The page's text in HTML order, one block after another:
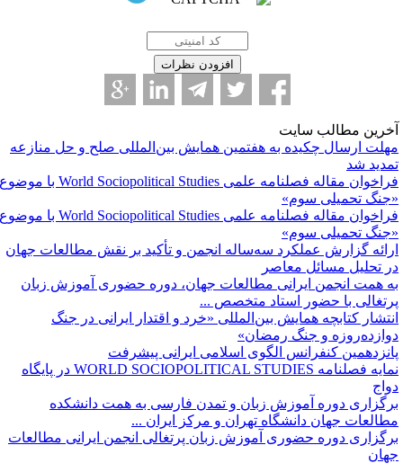
مطالب سایت
ارسال چکیده به هفتمین همایش بین‌المللی صلح و حل منازعه
شد
فراخوان مقاله فصلنامه علمی World Sociopolitical Studies با موضوع
تحمیلی سوم»
فراخوان مقاله فصلنامه علمی World Sociopolitical Studies با موضوع
تحمیلی سوم»
گزارش عملکرد سه‌ساله انجمن و تأکید بر نقش مطالعات جهان
تحلیل مسائل معاصر
همت انجمن ایرانی مطالعات جهان، دوره حضوری آموزش زبان
با حضور استاد متخصص ...
کتابچه همایش بین‌المللی «خرد و اقتدار ایرانی در جنگ
و جنگ رمضان»
کنفرانس الگوی اسلامی ایرانی پیشرفت
نمایه فصلنامه WORLD SOCIOPOLITICAL STUDIES ‌در پایگاه
دوره آموزش زبان و تمدن فارسی به همت دانشکده
جهان دانشگاه تهران و مرکز ایران ...
دوره حضوری آموزش زبان پرتغالی انجمن ایرانی مطالعات